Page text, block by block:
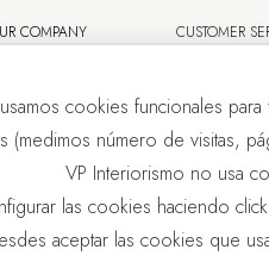
COMPANY CUSTOMER
cookies funcionales
(medimos número de visitas,
VP Interiorismo no usa
las cookies haciendo
aceptar las cookies que